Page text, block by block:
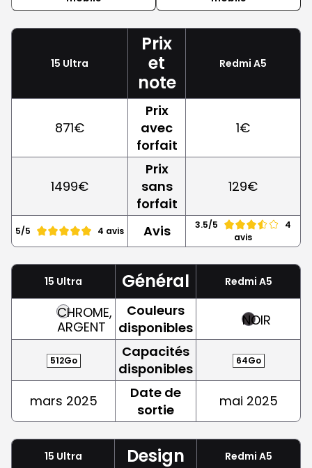
15 Ultra
Prix
et
note
Redmi A5
871€
Prix
avec
forfait
1€
1499€
Prix
sans
forfait
129€
5/5 4 avis Avis 3.5/5
4
avis
15 Ultra Général Redmi A5
CHROME,
ARGENT
Couleurs
disponibles
NOIR
512Go
Capacités
disponibles
64Go
mars 2025
Date de
sortie
mai 2025
15 Ultra Design Redmi A5